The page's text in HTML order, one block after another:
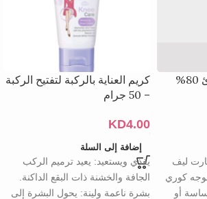
أمبول الترطيب المهدئ 80%
ليف
كوري
أو
كريم العناية بالركبة لتفتيح الركبة
– 50 جرام
KD4.00
إضافة إلى السلة
يغذي ويستعيد: يعيد ترميم الركب
الجافة والخشنة ذات البقع الداكنة.
بشرة ناعمة ولينة: يحول البشرة إلى